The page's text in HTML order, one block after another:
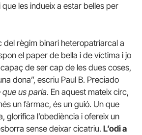
les indueix a estar belles per
del règim binari heteropatriarcal a
el paper de bella i de víctima i jo
de ser cap de les dues coses,
dona”, escriu Paul B. Preciado
que us parla. En aquest mateix circ,
un fàrmac, és un guió. Un que
glorifica l’obediència i ofereix un
sense deixar cicatriu. L’odi a